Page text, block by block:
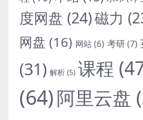
度网盘 (24)磁力
网盘 (16) 网站(6) 考研(7)
(31) 解析 (5) 课程
(64)阿里云盘